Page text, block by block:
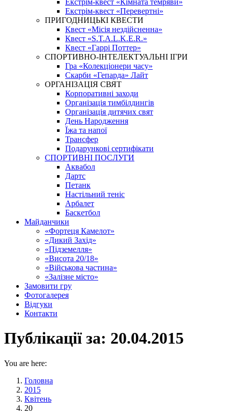
Екстрім-квест «Кімната темряви»
Екстрім-квест «Перевертні»
ПРИГОДНИЦЬКІ КВЕСТИ
Квест «Місія нездійсненна»
Квест «S.T.A.L.K.E.R.»
Квест «Гаррі Поттер»
СПОРТИВНО-ІНТЕЛЕКТУАЛЬНІ ІГРИ
Гра «Колекціонери часу»
Скарби «Гепарда» Лайт
ОРГАНІЗАЦІЯ СВЯТ
Корпоративні заходи
Організація тимбілдингів
Організація дитячих свят
День Народження
Їжа та напої
Трансфер
Подарункові сертифікати
СПОРТИВНІ ПОСЛУГИ
Аквабол
Дартс
Петанк
Настільний теніс
Арбалет
Баскетбол
Майданчики
«Фортеця Камелот»
«Дикий Захід»
«Підземелля»
«Висота 20/18»
«Військова частина»
«Залізне місто»
Замовити гру
Фотогалерея
Відгуки
Контакти
Публікації за: 20.04.2015
You are here:
Головна
2015
Квітень
20